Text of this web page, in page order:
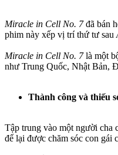
Miracle in Cell No. 7đã bán
phim này xếp vị trí thứ tư sau
Miracle in Cell No. 7là một
như Trung Quốc, Nhật Bản,
Thành công và thiếu
Tập trung vào một người cha
để lại được chăm sóc con gái